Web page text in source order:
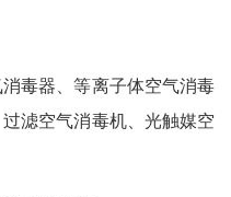
毒器、等离子体空气消毒
滤空气消毒机、光触媒空